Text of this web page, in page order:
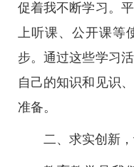
促着我不断学习。
上听课、公开课等
步。通过这些学习
自己的知识和见识
准备。
二、求实创新